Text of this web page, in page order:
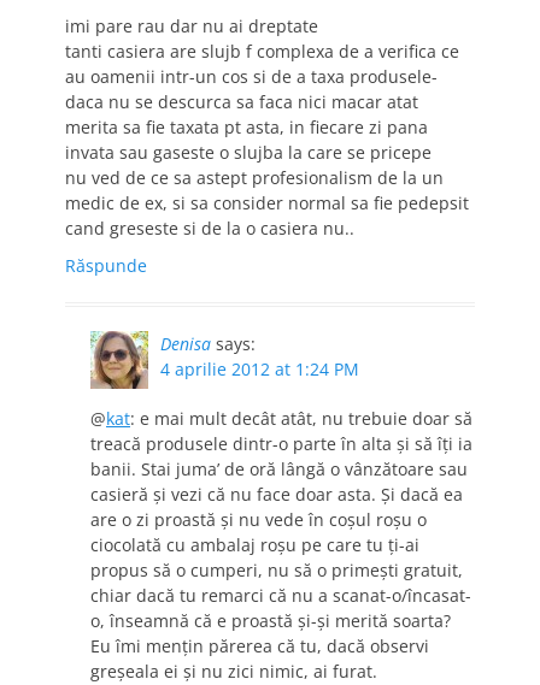
imi pare rau dar nu ai dreptate
tanti casiera are slujb f complexa de a verifica ce
au oamenii intr-un cos si de a taxa produsele-
daca nu se descurca sa faca nici macar atat
merita sa fie taxata pt asta, in fiecare zi pana
invata sau gaseste o slujba la care se pricepe
nu ved de ce sa astept profesionalism de la un
medic de ex, si sa consider normal sa fie pedepsit
cand greseste si de la o casiera nu..
Răspunde
Denisa says:
4 aprilie 2012 at 1:24 PM
@kat: e mai mult decât atât, nu trebuie doar să
treacă produsele dintr-o parte în alta şi să îţi ia
banii. Stai juma’ de oră lângă o vânzătoare sau
casieră şi vezi că nu face doar asta. Şi dacă ea
are o zi proastă şi nu vede în coşul roşu o
ciocolată cu ambalaj roşu pe care tu ţi-ai
propus să o cumperi, nu să o primeşti gratuit,
chiar dacă tu remarci că nu a scanat-o/încasat-
o, înseamnă că e proastă şi-şi merită soarta?
Eu îmi menţin părerea că tu, dacă observi
greşeala ei şi nu zici nimic, ai furat.